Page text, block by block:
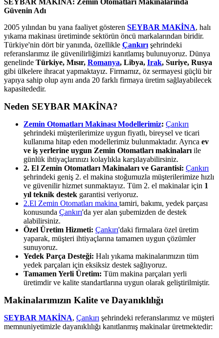
Güvenin Adı
2005 yılından bu yana faaliyet gösteren SEYBAR MAKİNA, halı
yıkama makinası üretiminde sektörün öncü markalarından biridir.
Türkiye'nin dört bir yanında, özellikle Çankırı şehrindeki
referanslarımız ile güvenilirliğimizi kanıtlamış bulunuyoruz. Dünya
genelinde Türkiye, Mısır, Romanya, Libya, Irak, Suriye, Rusya
gibi ülkelere ihracat yapmaktayız. Firmamız, öz sermayesi güçlü bir
yapıya sahip olup aynı anda 20 farklı firmaya üretim sağlayabilecek
kapasitededir.
Neden SEYBAR MAKİNA?
Zemin Otomatları Makinası Modellerimiz: Çankırı
şehrindeki müşterilerimize uygun fiyatlı, bireysel ve ticari
kullanıma hitap eden modellerimiz bulunmaktadır. Ayrıca ev
ve iş yerlerine uygun Zemin Otomatları makinaları ile
günlük ihtiyaçlarınızı kolaylıkla karşılayabilirsiniz.
2. El Zemin Otomatları Makinaları ve Garantisi: Çankırı
şehrindeki geniş 2. el makina stoğumuzla müşterilerimize hızlı
ve güvenilir hizmet sunmaktayız. Tüm 2. el makinalar için 1
yıl teknik destek garantisi veriyoruz.
2.El Zemin Otomatları makina tamiri, bakımı, yedek parçası
konusunda Çankırı'da yer alan şubemizden de destek
alabilirsiniz.
Özel Üretim Hizmeti: Çankırı'daki firmalara özel üretim
yaparak, müşteri ihtiyaçlarına tamamen uygun çözümler
sunuyoruz.
Yedek Parça Desteği: Halı yıkama makinalarımızın tüm
yedek parçaları için eksiksiz destek sağlıyoruz.
Tamamen Yerli Üretim: Tüm makina parçaları yerli
üretimdir ve kalite standartlarına uygun olarak geliştirilmiştir.
Makinalarımızın Kalite ve Dayanıklılığı
SEYBAR MAKİNA, Çankırı şehrindeki referanslarımız ve müşteri
memnuniyetimizle dayanıklılığı kanıtlanmış makinalar üretmektedir: